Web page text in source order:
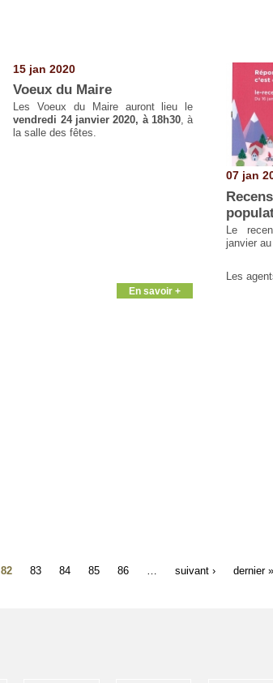
15 jan 2020
Voeux du Maire
Les Voeux du Maire auront lieu le
vendredi 24 janvier 2020, à 18h30, à
la salle des fêtes.
En savoir +
07 jan
Le
janvier
Les
82 83 84 85 86 suivant › dernier »